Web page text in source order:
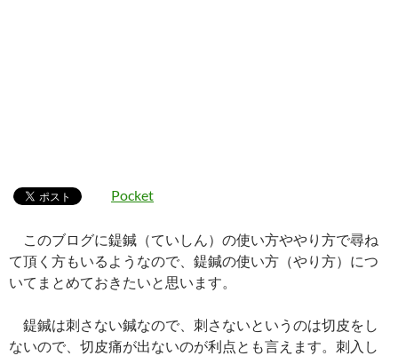
Pocket
このブログに鍉鍼（ていしん）の使い方ややり方で尋ね
て頂く方もいるようなので、鍉鍼の使い方（やり方）につ
いてまとめておきたいと思います。
鍉鍼は刺さない鍼なので、刺さないというのは切皮をし
ないので、切皮痛が出ないのが利点とも言えます。刺入し